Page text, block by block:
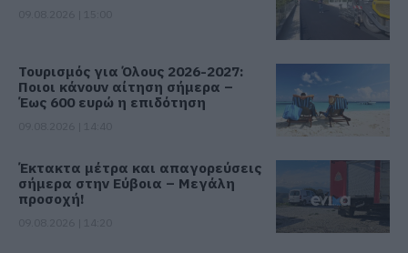
Τουρισμός για Όλους 2026-2027:
Ποιοι κάνουν αίτηση σήμερα –
Έως 600 ευρώ η επιδότηση
Έκτακτα μέτρα και απαγορεύσεις
σήμερα στην Εύβοια – Μεγάλη
προσοχή!